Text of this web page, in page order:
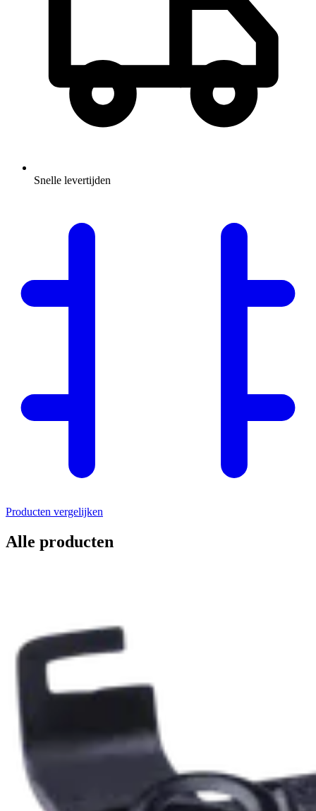
Snelle levertijden
Producten vergelijken
Alle producten